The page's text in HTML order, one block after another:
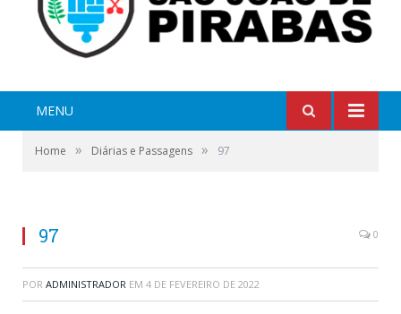
MENU
Home » Diárias e Passagens » 97
97 0
POR ADMINISTRADOR EM 4 DE FEVEREIRO DE 2022